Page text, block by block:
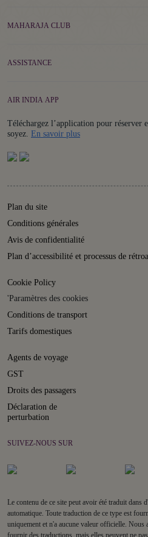
MAHARAJA CLUB
ASSISTANCE
AIR INDIA APP
Téléchargez l’application pour réserver
soyez. En savoir plusDetails
Plan du site
Conditions générales
Avis de confidentialité
Plan d’accessibilité et processus de
Cookie Policy
'Paramètres des cookies
Conditions de transport
Tarifs domestiques
Agents de voyage
GST
Droits des passagers
Déclaration de
perturbation
SUIVEZ-NOUS SUR
Le contenu de ce site peut avoir été traduit dans
automatique. Toute traduction de ce type est
uniquement et n'a aucune valeur officielle.
fournir des traductions, mais elles peuvent ne